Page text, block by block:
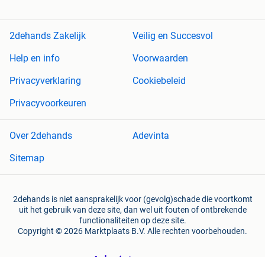
2dehands Zakelijk
Veilig en Succesvol
Help en info
Voorwaarden
Privacyverklaring
Cookiebeleid
Privacyvoorkeuren
Over 2dehands
Adevinta
Sitemap
2dehands is niet aansprakelijk voor (gevolg)schade die voortkomt
uit het gebruik van deze site, dan wel uit fouten of ontbrekende
functionaliteiten op deze site.
Copyright © 2026 Marktplaats B.V. Alle rechten voorbehouden.